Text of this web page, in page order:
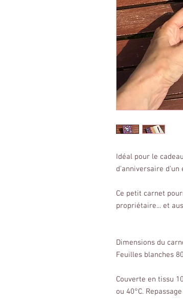
Idéal pour le
d'anniversaire d'un
Ce petit carnet
propriétaire... et
Dimensions du
Feuilles blanches
Couverte en tissu
ou 40°C.